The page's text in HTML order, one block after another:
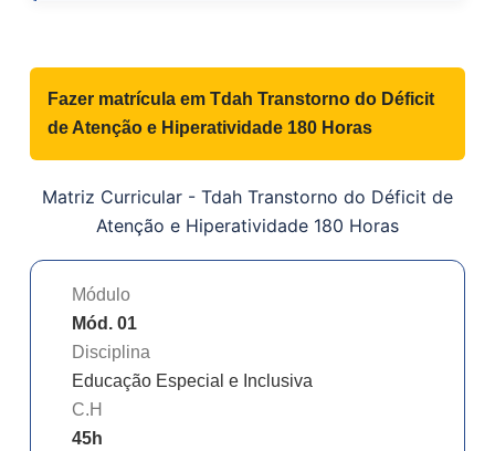
Fazer matrícula em Tdah Transtorno do Déficit
de Atenção e Hiperatividade 180 Horas
Matriz Curricular - Tdah Transtorno do Déficit de
Atenção e Hiperatividade 180 Horas
Módulo
Mód. 01
Disciplina
Educação Especial e Inclusiva
C.H
45h